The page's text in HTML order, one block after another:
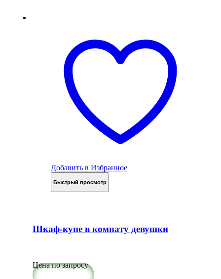
Добавить в Избранное
Быстрый просмотр
Шкаф-купе в комнату девушки
Цена по запросу